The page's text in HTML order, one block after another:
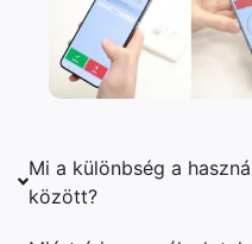
Mi a különbség a
között?